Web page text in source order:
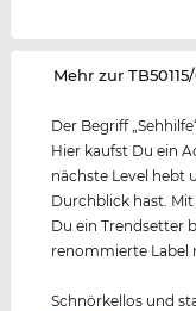
‌Mehr zur
Der Begriff
Hier kaufst Du ein
nächste Level hebt
Durchblick hast.
Du ein Trendsetter
renommierte Label
Schnörkellos und